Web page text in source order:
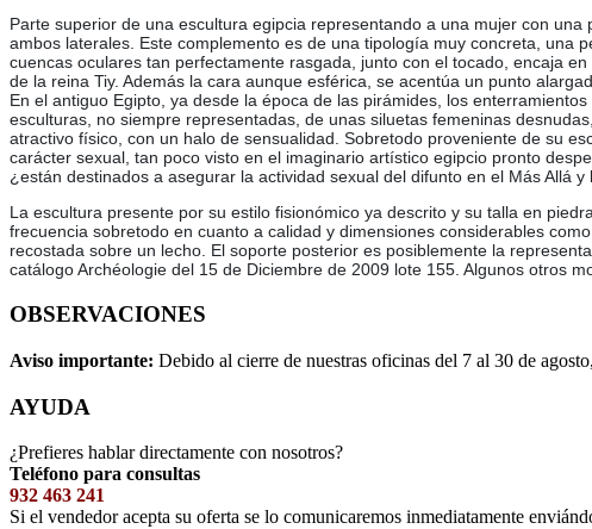
Parte superior de una escultura egipcia representando a una mujer con
ambos laterales. Este complemento es de una tipología muy concreta, una
cuencas oculares tan perfectamente rasgada, junto con el tocado, encaja
de la reina Tiy. Además la cara aunque esférica, se acentúa un punto
En el antiguo Egipto, ya desde la época de las pirámides, los
esculturas, no siempre representadas, de unas siluetas femeninas
atractivo físico, con un halo de sensualidad. Sobretodo proveniente de su
carácter sexual, tan poco visto en el imaginario artístico egipcio pronto
¿están destinados a asegurar la actividad sexual del difunto en el Más Allá
La escultura presente por su estilo fisionómico ya descrito y su talla en
frecuencia sobretodo en cuanto a calidad y dimensiones considerables
recostada sobre un lecho. El soporte posterior es posiblemente la
catálogo Archéologie del 15 de Diciembre de 2009 lote 155. Algunos otros
OBSERVACIONES
Aviso importante: Debido al cierre de nuestras oficinas del 7 al 30 de
AYUDA
¿Prefieres hablar directamente con nosotros?
Teléfono para consultas
932 463 241
Si el vendedor acepta su oferta se lo comunicaremos inmediatamente